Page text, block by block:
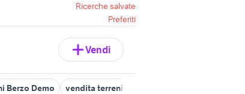
Ricerche salvate
Preferiti
Vendi
Berzo Demo vendita terreni Calcinato